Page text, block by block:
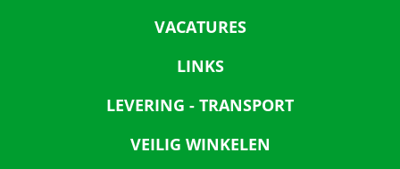
VACATURES
LINKS
LEVERING - TRANSPORT
VEILIG WINKELEN